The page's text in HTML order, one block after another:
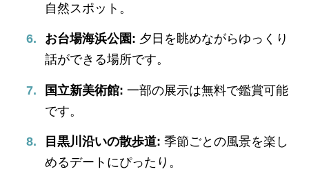
自然スポット。
お台場海浜公園: 夕日を眺めながらゆっくり
話ができる場所です。
国立新美術館: 一部の展示は無料で鑑賞可能
です。
目黒川沿いの散歩道: 季節ごとの風景を楽し
めるデートにぴったり。